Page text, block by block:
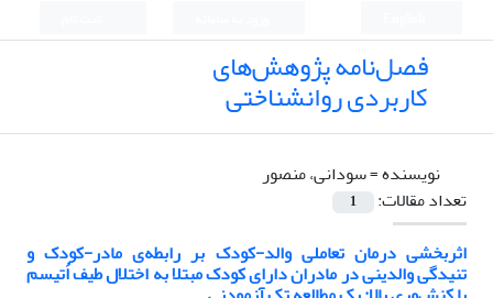
فصل‌نامه پژوهش‌های
کاربردی روانشناختی
نویسنده =سودانی، منصور
تعداد مقالات:
1
اثربخشی درمان تعاملی والد-کودک بر رابطه‌ی مادر-کودک و
تنیدگی والدینی در مادران دارای کودک مبتلا به اختلال طیف اُتیسم